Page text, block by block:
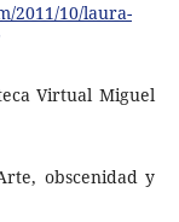
2011/10/laura-
Virtual Miguel
obscenidad y